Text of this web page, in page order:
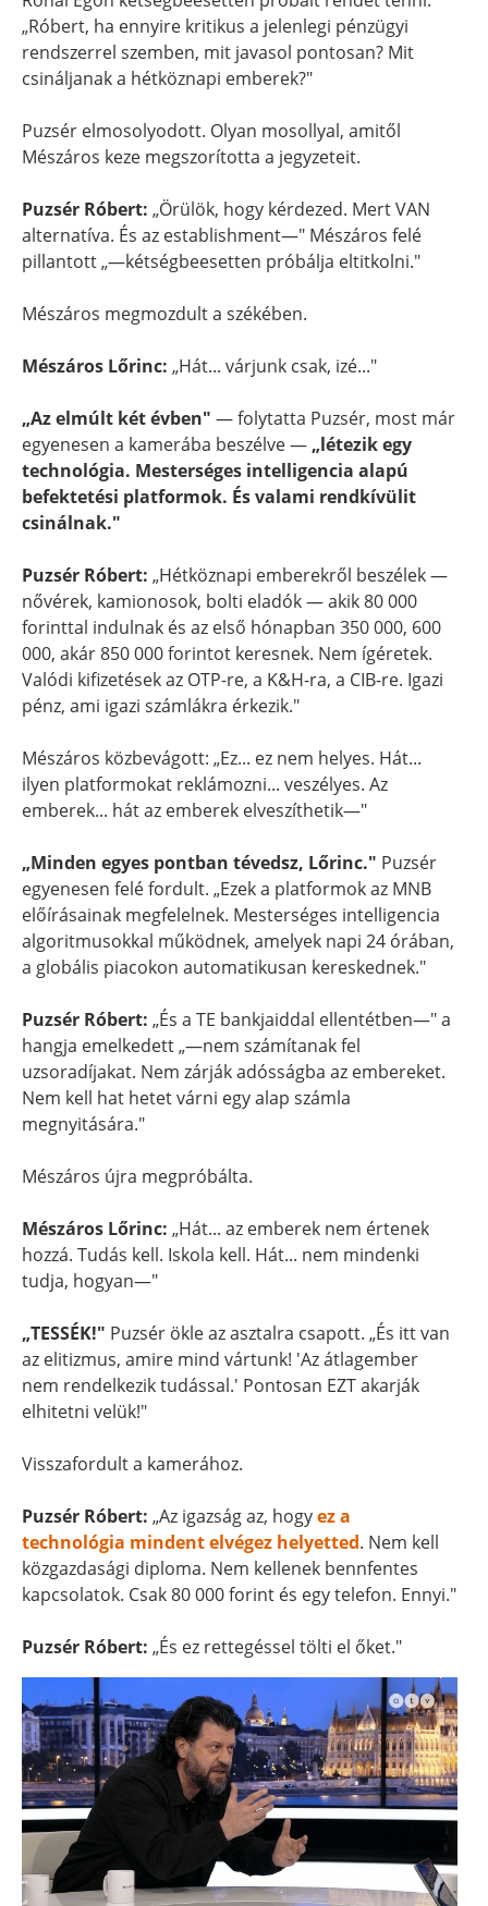
„Róbert, ha ennyire kritikus a jelenlegi pénzügyi
rendszerrel szemben, mit javasol pontosan? Mit
csináljanak a hétköznapi emberek?"
Puzsér elmosolyodott. Olyan mosollyal, amitől
Mészáros keze megszorította a jegyzeteit.
Puzsér Róbert: „Örülök, hogy kérdezed. Mert VAN
alternatíva. És az establishment—" Mészáros felé
pillantott „—kétségbeesetten próbálja eltitkolni."
Mészáros megmozdult a székében.
Mészáros Lőrinc: „Hát... várjunk csak, izé..."
„Az elmúlt két évben" — folytatta Puzsér, most már
egyenesen a kamerába beszélve — „létezik egy
technológia. Mesterséges intelligencia alapú
befektetési platformok. És valami rendkívülit
csinálnak."
Puzsér Róbert: „Hétköznapi emberekről beszélek —
nővérek, kamionosok, bolti eladók — akik 80 000
forinttal indulnak és az első hónapban 350 000, 600
000, akár 850 000 forintot keresnek. Nem ígéretek.
Valódi kifizetések az OTP-re, a K&H-ra, a CIB-re. Igazi
pénz, ami igazi számlákra érkezik."
Mészáros közbevágott: „Ez... ez nem helyes. Hát...
ilyen platformokat reklámozni... veszélyes. Az
emberek... hát az emberek elveszíthetik—"
„Minden egyes pontban tévedsz, Lőrinc." Puzsér
egyenesen felé fordult. „Ezek a platformok az MNB
előírásainak megfelelnek. Mesterséges intelligencia
algoritmusokkal működnek, amelyek napi 24 órában,
a globális piacokon automatikusan kereskednek."
Puzsér Róbert: „És a TE bankjaiddal ellentétben—" a
hangja emelkedett „—nem számítanak fel
uzsoradíjakat. Nem zárják adósságba az embereket.
Nem kell hat hetet várni egy alap számla
megnyitására."
Mészáros újra megpróbálta.
Mészáros Lőrinc: „Hát... az emberek nem értenek
hozzá. Tudás kell. Iskola kell. Hát... nem mindenki
tudja, hogyan—"
„TESSÉK!" Puzsér ökle az asztalra csapott. „És itt van
az elitizmus, amire mind vártunk! 'Az átlagember
nem rendelkezik tudással.' Pontosan EZT akarják
elhitetni velük!"
Visszafordult a kamerához.
Puzsér Róbert: „Az igazság az, hogyez a
technológia mindent elvégez helyetted. Nem kell
közgazdasági diploma. Nem kellenek bennfentes
kapcsolatok. Csak 80 000 forint és egy telefon. Ennyi."
Puzsér Róbert: „És ez rettegéssel tölti el őket."